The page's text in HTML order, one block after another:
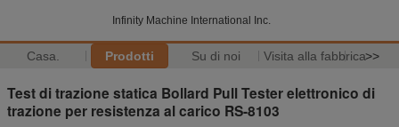
Infinity Machine International Inc.
Casa. Prodotti Su di noi Visita alla fabbrica>>
Test di trazione statica Bollard Pull Tester elettronico di
trazione per resistenza al carico RS-8103